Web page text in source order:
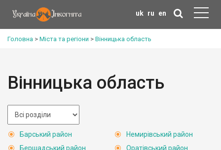
uk ru en
Головна > Міста та регіони > Вінницька область
Вінницька область
Барський район
Бершадський район
Немирівський район
Оратівський район